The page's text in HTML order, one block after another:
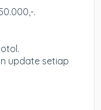
.
update setiap